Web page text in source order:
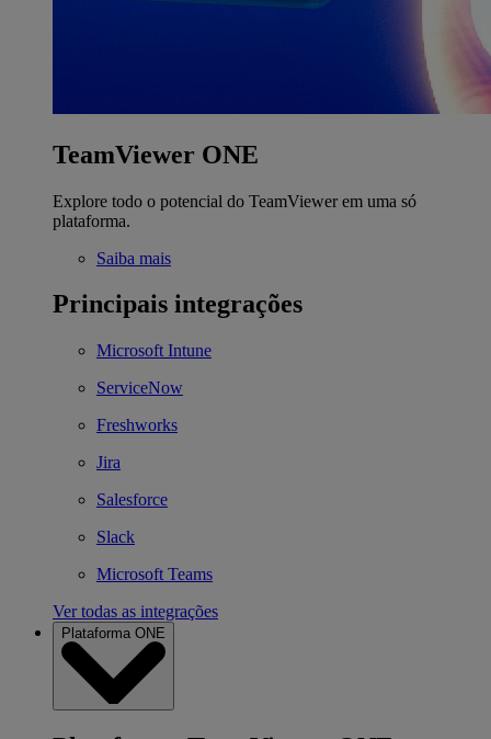
TeamViewer ONE
Explore todo o potencial do TeamViewer em uma só
plataforma.
Saiba mais
Principais integrações
Microsoft Intune
ServiceNow
Freshworks
Jira
Salesforce
Slack
Microsoft Teams
Ver todas as integrações
Plataforma ONE